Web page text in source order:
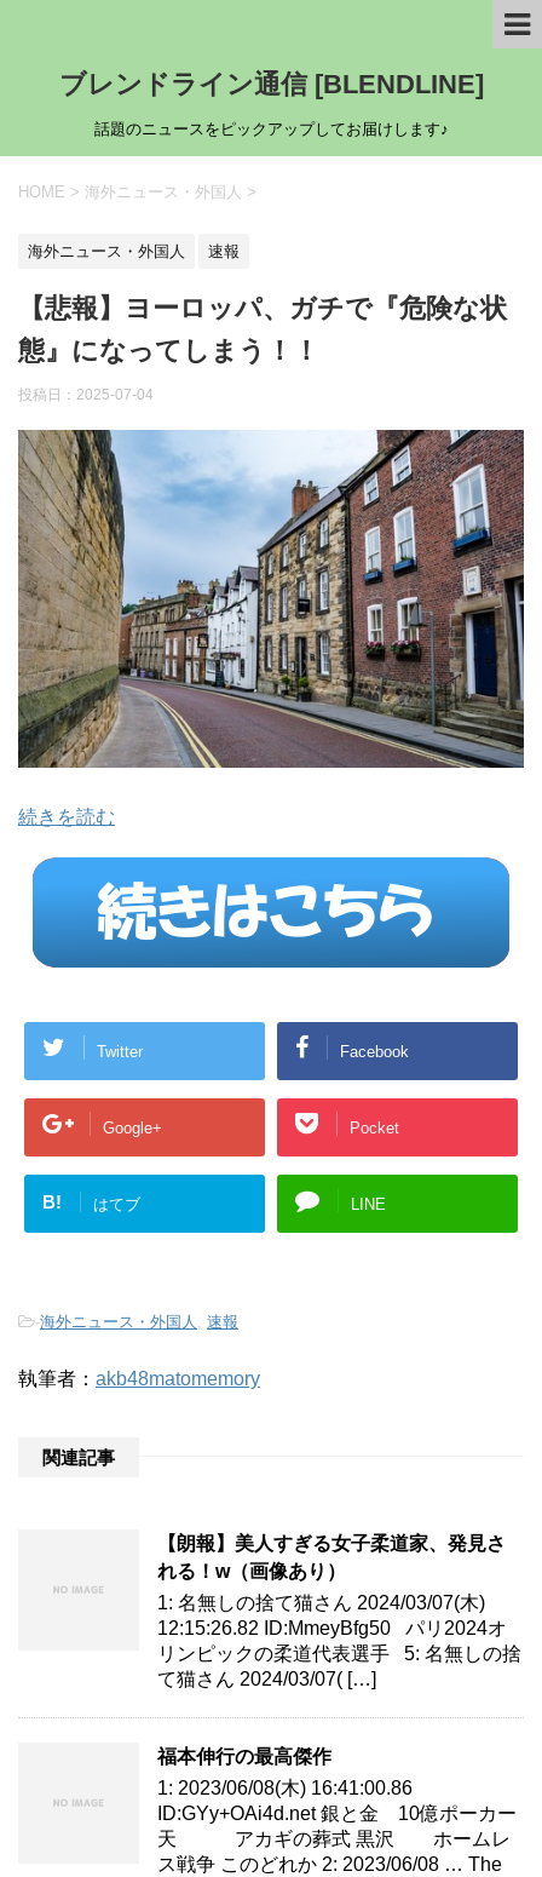
ブレンドライン通信 [BLENDLINE]
話題のニュースをピックアップしてお届けします♪
HOME > 海外ニュース・外国人 >
海外ニュース・外国人 速報
【悲報】ヨーロッパ、ガチで『危険な状
態』になってしまう！！
投稿日： 2025-07-04
続きを読む
Twitter Facebook
Google+ Pocket
B! はてブ LINE
-海外ニュース・外国人 , 速報
執筆者： akb48matomemory
関連記事
【朗報】美人すぎる女子柔道家、発見さ
れる！w（画像あり）
1: 名無しの捨て猫さん 2024/03/07(木)
12:15:26.82 ID:MmeyBfg50 パリ2024オ
リンピックの柔道代表選手 5: 名無しの捨
て猫さん 2024/03/07( […]
福本伸行の最高傑作
1: 2023/06/08(木) 16:41:00.86
ID:GYy+OAi4d.net 銀と金 10億ポーカー
天 アカギの葬式 黒沢 ホームレ
ス戦争 このどれか 2: 2023/06/08 … The